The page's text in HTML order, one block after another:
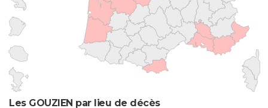
Les GOUZIEN par lieu de décès